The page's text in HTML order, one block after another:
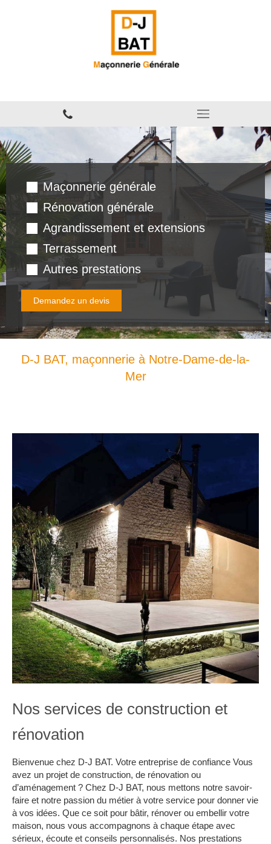
Maçonnerie générale
Rénovation générale
Agrandissement et extensions
Terrassement
Autres prestations
Demandez un devis
D-J BAT, maçonnerie à Notre-Dame-de-la-
Mer
Nos services de construction et
rénovation
Bienvenue chez D-J BAT. Votre entreprise de confiance Vous
avez un projet de construction, de rénovation ou
d’aménagement ? Chez D-J BAT, nous mettons notre savoir-
faire et notre passion du métier à votre service pour donner vie
à vos idées. Que ce soit pour bâtir, rénover ou embellir votre
maison, nous vous accompagnons à chaque étape avec
sérieux, écoute et conseils personnalisés. Nos prestations